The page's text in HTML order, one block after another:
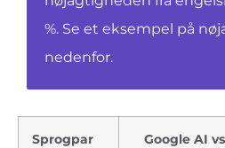
%. Se et eksempel på
nedenfor.
Sprogpar
Google AI vs